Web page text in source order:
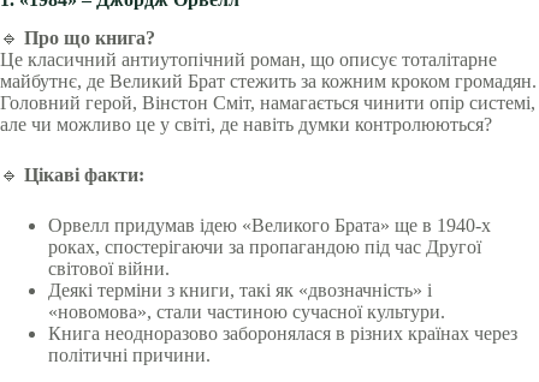
🔹 Про що книга?
Це класичний антиутопічний роман, що описує тоталітарне
майбутнє, де Великий Брат стежить за кожним кроком громадян.
Головний герой, Вінстон Сміт, намагається чинити опір системі,
але чи можливо це у світі, де навіть думки контролюються?
🔹 Цікаві факти:
Орвелл придумав ідею «Великого Брата» ще в 1940-х
роках, спостерігаючи за пропагандою під час Другої
світової війни.
Деякі терміни з книги, такі як «двозначність» і
«новомова», стали частиною сучасної культури.
Книга неодноразово заборонялася в різних країнах через
політичні причини.